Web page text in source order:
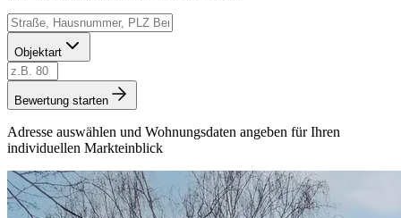
Objektart
Bewertung starten
Adresse auswählen und Wohnungsdaten angeben für Ihren
individuellen Markteinblick